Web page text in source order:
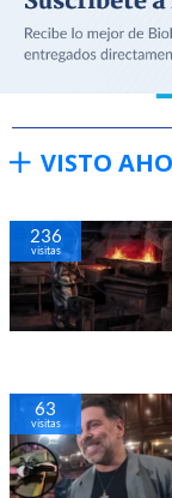
VISTO
236
visitas
63
visitas